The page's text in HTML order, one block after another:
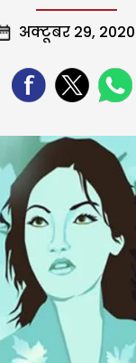
अक्टूबर 29, 2020